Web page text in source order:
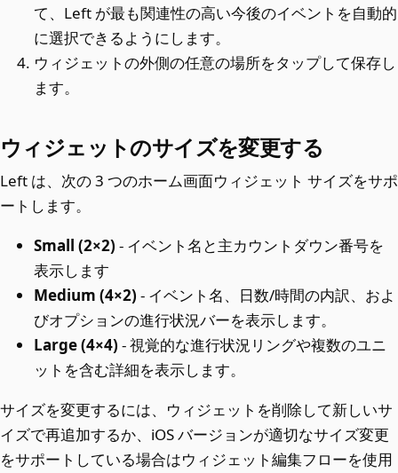
て、Left が最も関連性の高い今後のイベントを自動的
に選択できるようにします。
ウィジェットの外側の任意の場所をタップして保存し
ます。
ウィジェットのサイズを変更する
Left は、次の 3 つのホーム画面ウィジェット サイズをサポ
ートします。
Small (2×2) - イベント名と主カウントダウン番号を
表示します
Medium (4×2) - イベント名、日数/時間の内訳、およ
びオプションの進行状況バーを表示します。
Large (4×4) - 視覚的な進行状況リングや複数のユニ
ットを含む詳細を表示します。
サイズを変更するには、ウィジェットを削除して新しいサ
イズで再追加するか、iOS バージョンが適切なサイズ変更
をサポートしている場合はウィジェット編集フローを使用